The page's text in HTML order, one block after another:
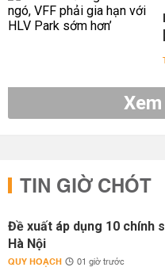
TIN GIỜ CHÓT
Đề xuất áp dụng 10 chính
Hà Nội
QUY HOẠCH 01 giờ trước